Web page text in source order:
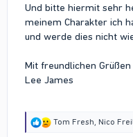
Und bitte hiermit sehr
meinem Charakter ich
und werde dies nicht
Mit freundlichen Grüßen
Lee James
R
Tom Fresh, Nico